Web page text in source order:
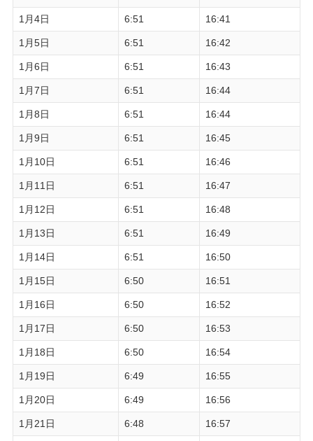
1月4日 6:51 16:41
1月5日 6:51 16:42
1月6日 6:51 16:43
1月7日 6:51 16:44
1月8日 6:51 16:44
1月9日 6:51 16:45
1月10日 6:51 16:46
1月11日 6:51 16:47
1月12日 6:51 16:48
1月13日 6:51 16:49
1月14日 6:51 16:50
1月15日 6:50 16:51
1月16日 6:50 16:52
1月17日 6:50 16:53
1月18日 6:50 16:54
1月19日 6:49 16:55
1月20日 6:49 16:56
1月21日 6:48 16:57